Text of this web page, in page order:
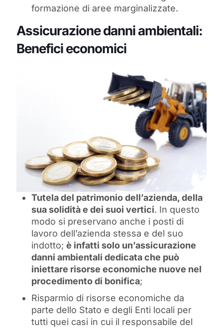
formazione di aree marginalizzate.
Assicurazione danni ambientali:
Benefici economici
Tutela del patrimonio dell’azienda, della
sua solidità e dei suoi vertici. In questo
modo si preservano anche i posti di
lavoro dell’azienda stessa e del suo
indotto; è infatti solo un’assicurazione
danni ambientali dedicata che può
iniettare risorse economiche nuove nel
procedimento di bonifica;
Risparmio di risorse economiche da
parte dello Stato e degli Enti locali per
tutti quei casi in cui il responsabile del